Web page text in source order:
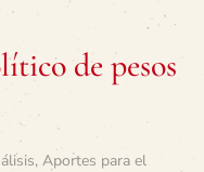
de pesos
, Aportes para el